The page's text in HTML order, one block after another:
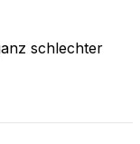
schlechter